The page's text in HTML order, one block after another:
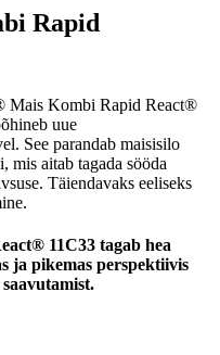
Rapid
Kombi Rapid React®
uue
See parandab maisisilo
mis aitab tagada sööda
Täiendavaks eeliseks
11C33 tagab hea
ja pikemas perspektiivis